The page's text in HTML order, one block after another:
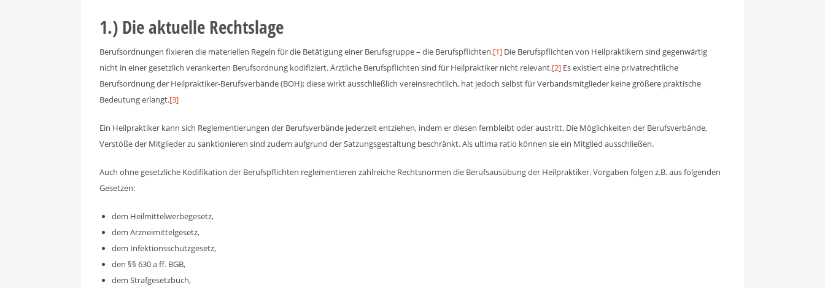
1.) Die aktuelle Rechtslage
Berufsordnungen fixieren die materiellen Regeln für die Betätigung einer Berufsgruppe – die Berufspflichten.[1] Die Berufspflichten von Heilpraktikern sind gegenwärtig
nicht in einer gesetzlich verankerten Berufsordnung kodifiziert. Ärztliche Berufspflichten sind für Heilpraktiker nicht relevant.[2] Es existiert eine privatrechtliche
Berufsordnung der Heilpraktiker-Berufsverbände (BOH); diese wirkt ausschließlich vereinsrechtlich, hat jedoch selbst für Verbandsmitglieder keine größere praktische
Bedeutung erlangt.[3]
Ein Heilpraktiker kann sich Reglementierungen der Berufsverbände jederzeit entziehen, indem er diesen fernbleibt oder austritt. Die Möglichkeiten der Berufsverbände,
Verstöße der Mitglieder zu sanktionieren sind zudem aufgrund der Satzungsgestaltung beschränkt. Als ultima ratio können sie ein Mitglied ausschließen.
Auch ohne gesetzliche Kodifikation der Berufspflichten reglementieren zahlreiche Rechtsnormen die Berufsausübung der Heilpraktiker. Vorgaben folgen z.B. aus folgenden
Gesetzen:
dem Heilmittelwerbegesetz,
dem Arzneimittelgesetz,
dem Infektionsschutzgesetz,
den §§ 630 a ff. BGB,
dem Strafgesetzbuch,